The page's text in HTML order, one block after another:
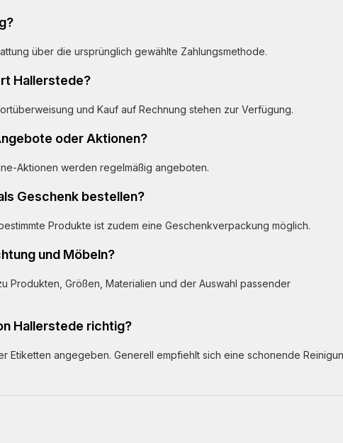
über die ursprünglich gewählte Zahlungsmethode.
Hallerstede?
und Kauf auf Rechnung stehen zur Verfügung.
oder Aktionen?
Aktionen werden regelmäßig angeboten.
Geschenk bestellen?
Produkte ist zudem eine Geschenkverpackung möglich.
und Möbeln?
Produkten, Größen, Materialien und der Auswahl passender
Hallerstede richtig?
Etiketten angegeben. Generell empfiehlt sich eine schonende